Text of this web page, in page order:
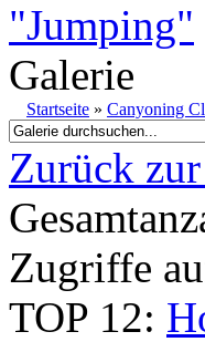
"Jumping"
Galerie
Startseite » Canyoning
Zurück
Zugriffe
TOP 12: